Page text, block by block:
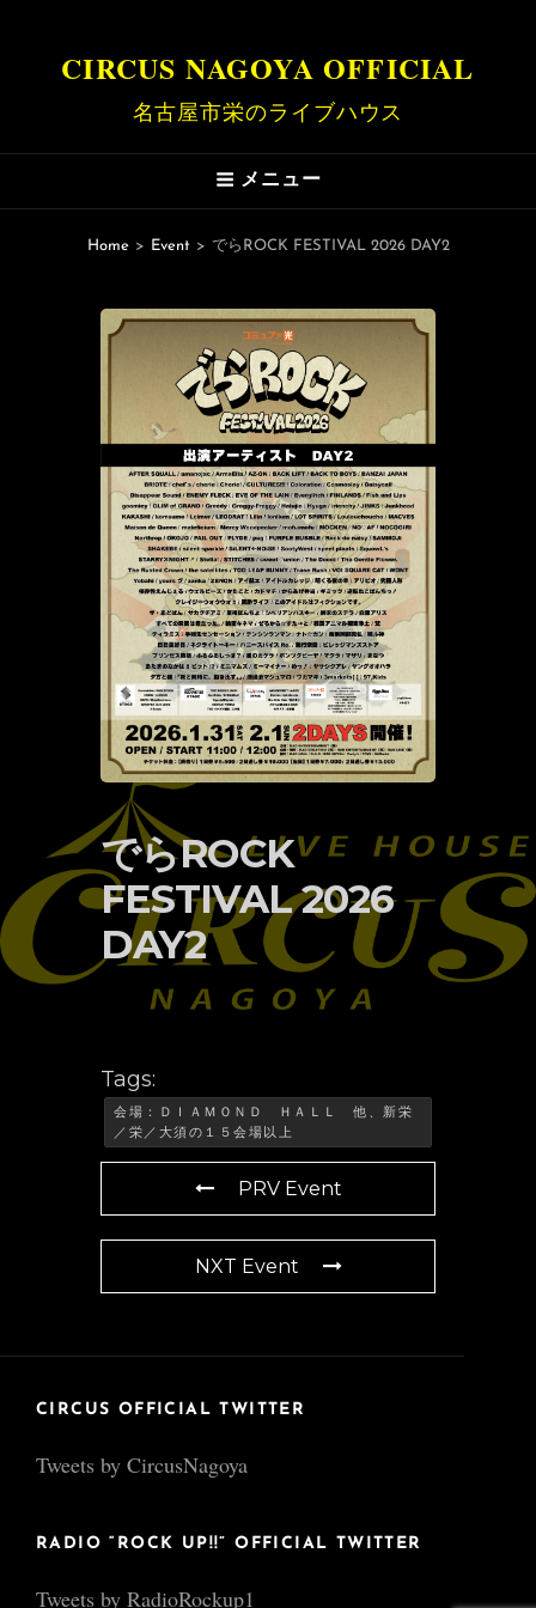
CIRCUS NAGOYA OFFICIAL
名古屋市栄のライブハウス
メニュー
Home > Event > でらROCK FESTIVAL 2026 DAY2
でらROCK
FESTIVAL 2026
DAY2
Tags:
会場：ＤＩＡＭＯＮＤ ＨＡＬＬ 他、新栄
／栄／大須の１５会場以上
PRV Event
NXT Event
CIRCUS OFFICIAL TWITTER
Tweets by CircusNagoya
RADIO “ROCK UP!!” OFFICIAL TWITTER
Tweets by RadioRockup1